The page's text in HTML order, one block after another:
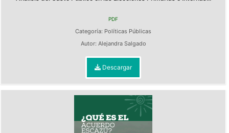
PDF
Categoría: Políticas Públicas
Autor: Alejandra Salgado
Descargar